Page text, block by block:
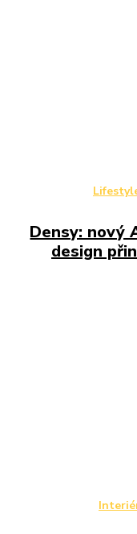
Densy: nový
design